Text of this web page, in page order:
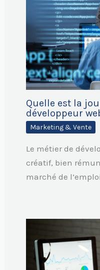
Quelle est la
développeur
Marketing & Vente
Le métier de
créatif, bien
marché de